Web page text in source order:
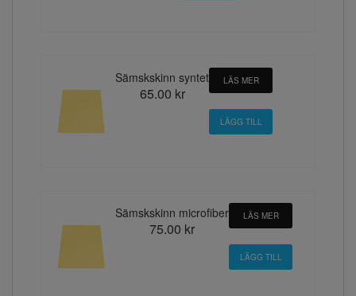
Sämskskinn syntet
65.00 kr
LÄS MER
Sämskskinn microfiber
75.00 kr
LÄS MER